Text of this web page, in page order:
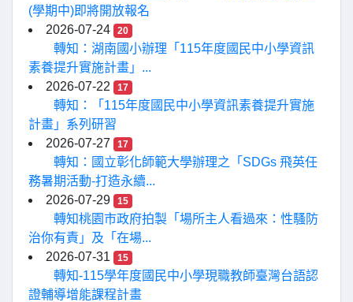
(學期中)即將開放報名
2026-07-24
20
轉知：湖南國小辦理「115年度國民中小學資訊
素養提升實施計畫」...
2026-07-22
17
轉知：「115年度國民中小學資訊素養提升實施
計畫」系列研習
2026-07-27
17
轉知：國立彰化師範大學辦理之「SDGs 飛英任
務暑期活動-打造永續...
2026-07-29
15
轉知桃園市政府拍製「場所主人看過來：性騷防
治你有責」及「在場...
2026-07-31
15
轉知-115學年度國民中小學現職教師臺灣台語認
證輔導增能課程計畫